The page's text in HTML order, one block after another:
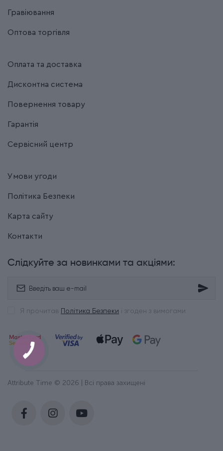
Гравіювання
Оптова торгівля
Оплата та доставка
Дисконтна система
Повернення товару
Гарантія
Сервісний центр
Умови угоди
Політика Безпеки
Карта сайту
Контакти
Слідкуйте за новинками та акціями:
Я прочитав Політика Безпеки і згоден з вимогами
Attribute Time © 2026 | Всі права захищені